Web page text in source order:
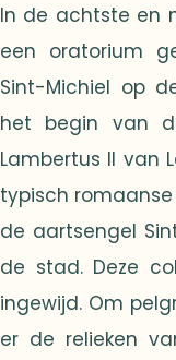
In de achtste en
een oratorium
Sint-Michiel op
het begin van
Lambertus II van
typisch
de aartsengel
de stad. Deze
ingewijd. Om
er de relieken